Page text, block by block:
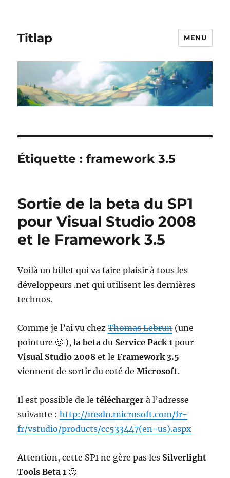
Titlap MENU
Étiquette :framework 3.5
Sortie de la beta du SP1
pour Visual Studio 2008
et le Framework 3.5
Voilà un billet qui va faire plaisir à tous les
développeurs .net qui utilisent les dernières
technos.
Comme je l’ai vu chezThomas Lebrun(une
pointure 🙂 ), labetadu Service Pack 1pour
Visual Studio 2008 et leFramework 3.5
viennent de sortir du coté deMicrosoft.
Il est possible de letéléchargerà l’adresse
suivante :http://msdn.microsoft.com/fr-
fr/vstudio/products/cc533447(en-us).aspx
Attention, cette SP1 ne gère pas les Silverlight
Tools Beta 1 🙂